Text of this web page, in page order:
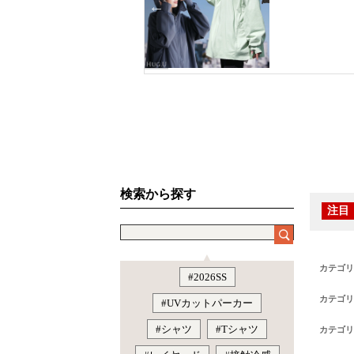
カテゴ
カテゴ
カテゴ